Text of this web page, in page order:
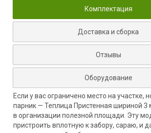
Комплектация
Доставка и сборка
Отзывы
Оборудование
Если у вас ограничено место на участке,
парник — Теплица Пристенная шириной 3
в организации полезной площади. Эту
пристроить вплотную к забору, сараю, и